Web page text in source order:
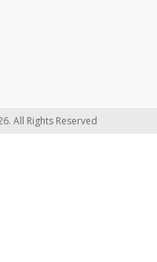
All Rights Reserved